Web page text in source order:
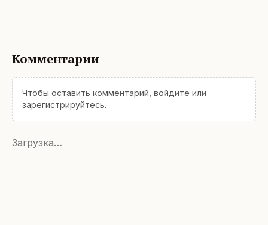
Комментарии
Чтобы оставить комментарий, войдите или
зарегистрируйтесь.
Загрузка…